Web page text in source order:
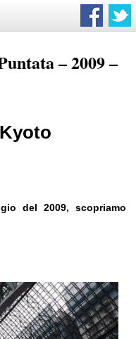
– 2009 –
del 2009, scopriamo